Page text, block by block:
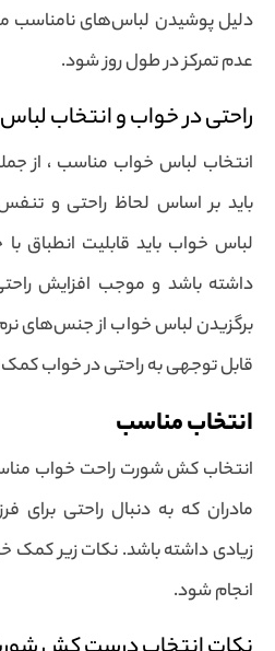
دلیل پوشیدن لباس‌های نامناسب
عدم تمرکز در طول روز شود.
راحتی در خواب و انتخاب
انتخاب لباس خواب مناسب ، از
باید بر اساس لحاظ راحتی و
لباس خواب باید قابلیت انطباق
داشته باشد و موجب افزایش
برگزیدن لباس خواب از جنس‌های
قابل توجهی به راحتی در خواب
انتخاب مناسب
انتخاب کش شورت راحت خواب
مادران که به دنبال راحتی برای
زیادی داشته باشد. نکات زیر کمک
انجام شود.